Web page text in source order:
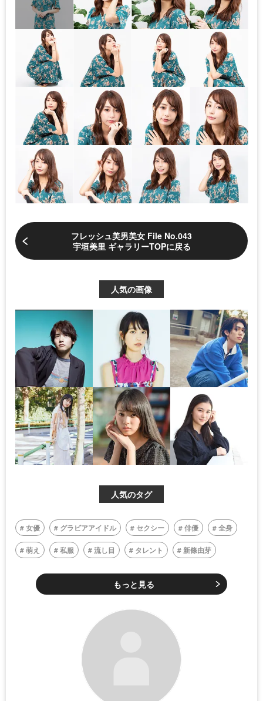
フレッシュ美男美女 File No.043
宇垣美里 ギャラリーTOPに戻る
人気の画像
人気のタグ
女優 グラビアアイドル セクシー 俳優 全身
萌え 私服 流し目 タレント 新條由芽
もっと見る